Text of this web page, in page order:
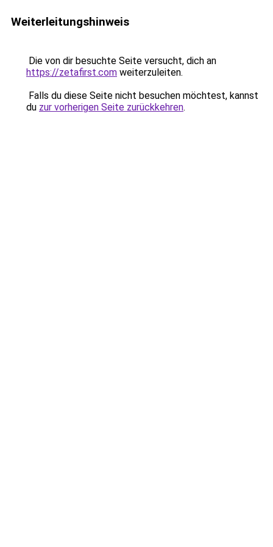
Weiterleitungshinweis
Die von dir besuchte Seite versucht, dich an
https://zetafirst.com weiterzuleiten.
Falls du diese Seite nicht besuchen möchtest, kannst
du zur vorherigen Seite zurückkehren.